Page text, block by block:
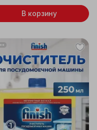
В корзину